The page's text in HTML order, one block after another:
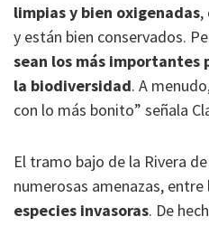
limpias y bien oxigenadas,
y están bien conservados.
sean los más importantes
la biodiversidad. A
con lo más bonito” señala
El tramo bajo de la Rivera
numerosas amenazas,
especies invasoras. De